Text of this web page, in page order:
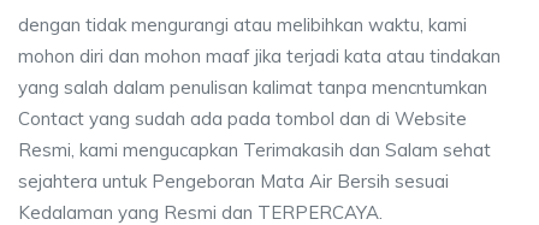
dengan tidak mengurangi atau melibihkan waktu, kami
mohon diri dan mohon maaf jika terjadi kata atau tindakan
yang salah dalam penulisan kalimat tanpa mencntumkan
Contact yang sudah ada pada tombol dan di Website
Resmi, kami mengucapkan Terimakasih dan Salam sehat
sejahtera untuk Pengeboran Mata Air Bersih sesuai
Kedalaman yang Resmi dan TERPERCAYA.